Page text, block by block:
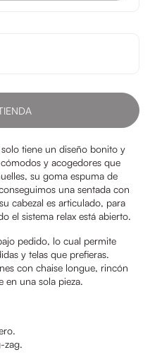
tiene un diseño bonito y
y acogedores que
su goma espuma de
una sentada con
cabezal es articulado, para
el sistema relax está abierto.
pedido, lo cual permite
y telas que prefieras.
con chaise longue, rincón
una sola pieza.
zag.